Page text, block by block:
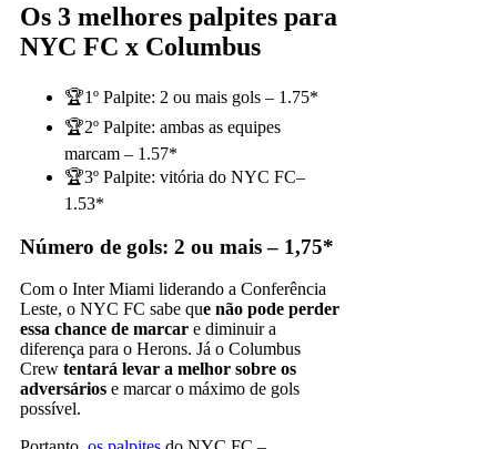
Os 3 melhores palpites para
NYC FC x Columbus
🏆1º Palpite: 2 ou mais gols – 1.75*
🏆2º Palpite: ambas as equipes
marcam – 1.57*
🏆3º Palpite: vitória do NYC FC–
1.53*
Número de gols: 2 ou mais – 1,75*
Com o Inter Miami liderando a Conferência
Leste, o NYC FC sabe que não pode perder
essa chance de marcar e diminuir a
diferença para o Herons. Já o Columbus
Crew tentará levar a melhor sobre os
adversários e marcar o máximo de gols
possível.